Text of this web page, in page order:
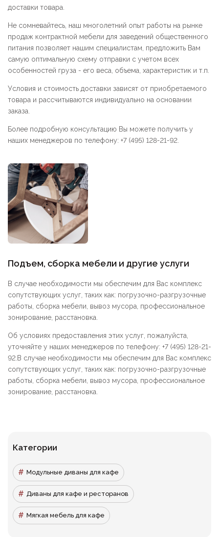
доставки товара.
Не сомневайтесь, наш многолетний опыт работы на рынке
продаж контрактной мебели для заведений общественного
питания позволяет нашим специалистам, предложить Вам
самую оптимальную схему отправки с учетом всех
особенностей груза - его веса, объема, характеристик и т.п.
Условия и стоимость доставки зависят от приобретаемого
товара и рассчитываются индивидуально на основании
заказа.
Более подробную консультацию Вы можете получить у
наших менеджеров по телефону: +7 (495) 128-21-92.
Подъем, сборка мебели и другие услуги
В случае необходимости мы обеспечим для Вас комплекс
сопутствующих услуг, таких как: погрузочно-разгрузочные
работы, сборка мебели, вывоз мусора, профессиональное
зонирование, расстановка.
Об условиях предоставления этих услуг, пожалуйста,
уточняйте у наших менеджеров по телефону: +7 (495) 128-21-
92.В случае необходимости мы обеспечим для Вас комплекс
сопутствующих услуг, таких как: погрузочно-разгрузочные
работы, сборка мебели, вывоз мусора, профессиональное
зонирование, расстановка.
Категории
Модульные диваны для кафе
Диваны для кафе и ресторанов
Мягкая мебель для кафе